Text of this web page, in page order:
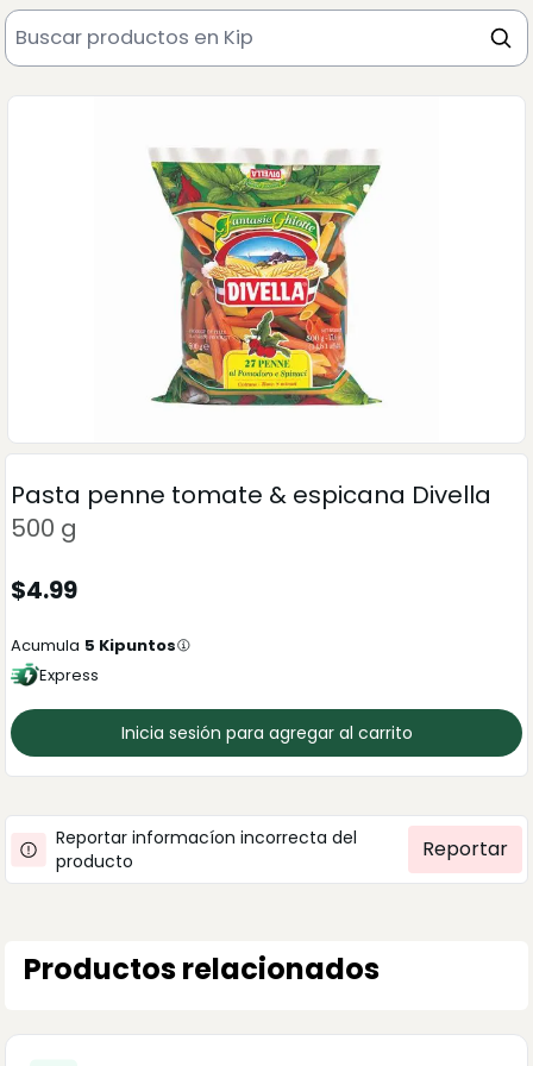
Pasta penne tomate & espicana Divella
500 g
$4.99
Acumula 5 Kipuntos
Express
Inicia sesión para agregar al carrito
Reportar informacíon incorrecta del
producto
Reportar
Productos relacionados